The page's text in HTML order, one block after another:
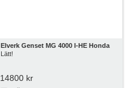
Elverk Genset MG 4000 I-HE Honda
Lätt!
14800 kr